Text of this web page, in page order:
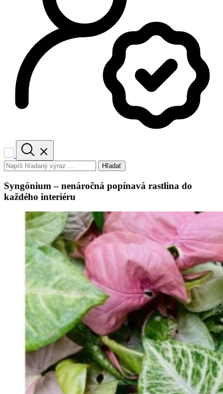
Hľadať
Syngónium – nenáročná popínavá rastlina do
každého interiéru